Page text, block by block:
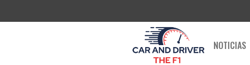
NOTICIAS